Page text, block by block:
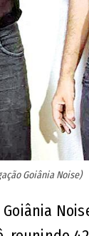
Goiânia Noise)